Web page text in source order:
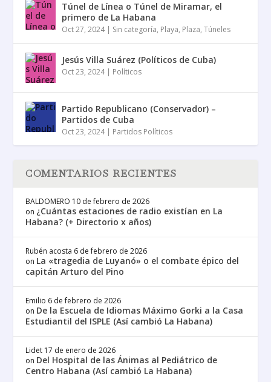
Túnel de Línea o Túnel de Miramar, el
primero de La Habana
Oct 27, 2024| Sin categoría, Playa, Plaza,Túneles
Jesús Villa Suárez (Políticos de Cuba)
Oct 23, 2024| Políticos
Partido Republicano (Conservador) –
Partidos de Cuba
Oct 23, 2024| Partidos Políticos
COMENTARIOS RECIENTES
BALDOMERO 10 de febrero de 2026
on ¿Cuántas estaciones de radio existían en La
Habana? (+ Directorio x años)
Rubén acosta 6 de febrero de 2026
on La «tragedia de Luyanó» o el combate épico del
capitán Arturo del Pino
Emilio 6 de febrero de 2026
on De la Escuela de Idiomas Máximo Gorki a la Casa
Estudiantil del ISPLE (Así cambió La Habana)
Lidet 17 de enero de 2026
on Del Hospital de las Ánimas al Pediátrico de
Centro Habana (Así cambió La Habana)